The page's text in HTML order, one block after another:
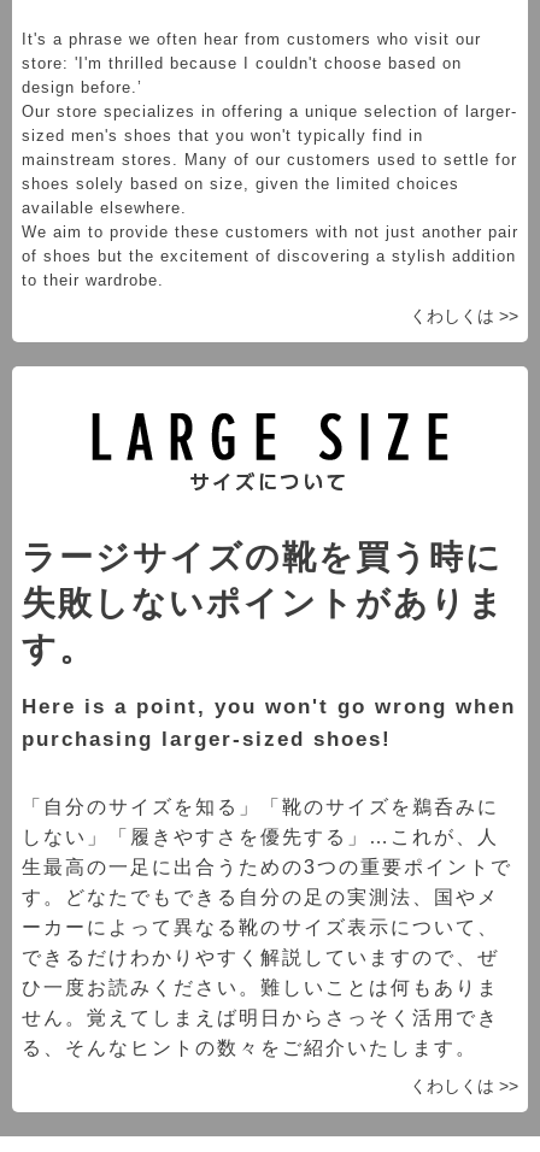
It's a phrase we often hear from customers who visit our
store: 'I'm thrilled because I couldn't choose based on
design before.’
Our store specializes in offering a unique selection of larger-
sized men's shoes that you won't typically find in
mainstream stores. Many of our customers used to settle for
shoes solely based on size, given the limited choices
available elsewhere.
We aim to provide these customers with not just another pair
of shoes but the excitement of discovering a stylish addition
to their wardrobe.
くわしくは >>
ラージサイズの靴を買う時に
失敗しないポイントがありま
す。
Here is a point, you won't go wrong when
purchasing larger-sized shoes!
「自分のサイズを知る」「靴のサイズを鵜呑みに
しない」「履きやすさを優先する」…これが、人
生最高の一足に出合うための3つの重要ポイントで
す。どなたでもできる自分の足の実測法、国やメ
ーカーによって異なる靴のサイズ表示について、
できるだけわかりやすく解説していますので、ぜ
ひ一度お読みください。難しいことは何もありま
せん。覚えてしまえば明日からさっそく活用でき
る、そんなヒントの数々をご紹介いたします。
くわしくは >>